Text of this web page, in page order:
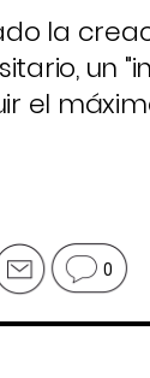
la
un
el
0